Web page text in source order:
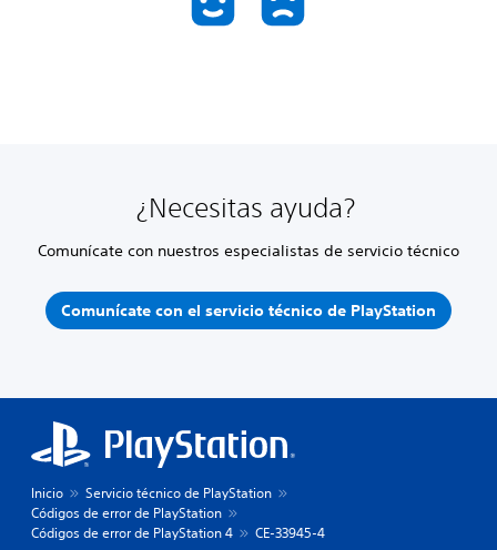
¿Necesitas ayuda?
Comunícate con nuestros especialistas de servicio técnico
Comunícate con el servicio técnico de PlayStation
Inicio
Servicio técnico de PlayStation
Códigos de error de PlayStation
Códigos de error de PlayStation 4
CE-33945-4